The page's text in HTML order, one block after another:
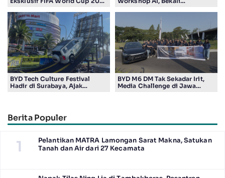
Penggemar Teknologi dan
Sepak Bola
BYD Tech Culture Festival
Hadir di Surabaya, Ajak
BYD M6 DM Tak Sekadar Irit,
Media Challenge di Jawa
Berita Populer
1
Pelantikan MATRA Lamongan Sarat Makna, Satukan
Tanah dan Air dari 27 Kecamata